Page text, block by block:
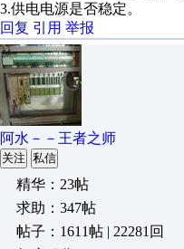
3.供电电源是否稳定。
回复 引用 举报
阿水－－王者之师
关注 私信
精华：23帖
求助：347帖
帖子：1611帖 | 22281回